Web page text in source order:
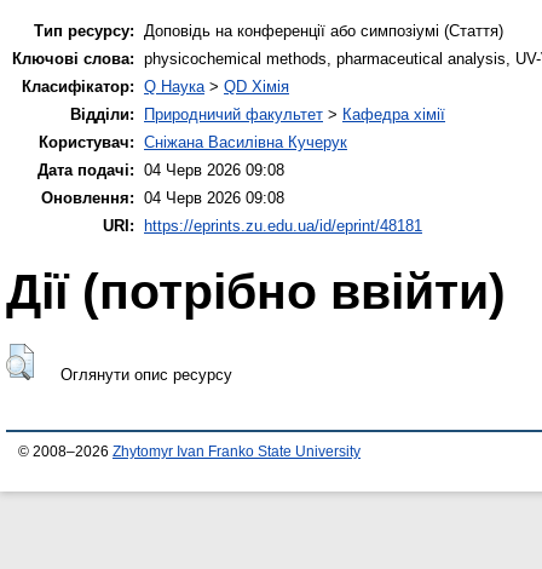
Тип ресурсу:
Доповідь на конференції або симпозіумі (Стаття)
Ключові слова: physicochemical methods, pharmaceutical analysis,
Класифікатор: Q Наука > QD Хімія
Відділи:
Природничий факультет > Кафедра хімії
Користувач: Сніжана Василівна Кучерук
Дата подачі: 04 Черв 2026 09:08
Оновлення: 04 Черв 2026 09:08
URI: https://eprints.zu.edu.ua/id/eprint/48181
Дії ​​(потрібно ввійти)
Оглянути опис ресурсу
© 2008–2026 Zhytomyr Ivan Franko State University